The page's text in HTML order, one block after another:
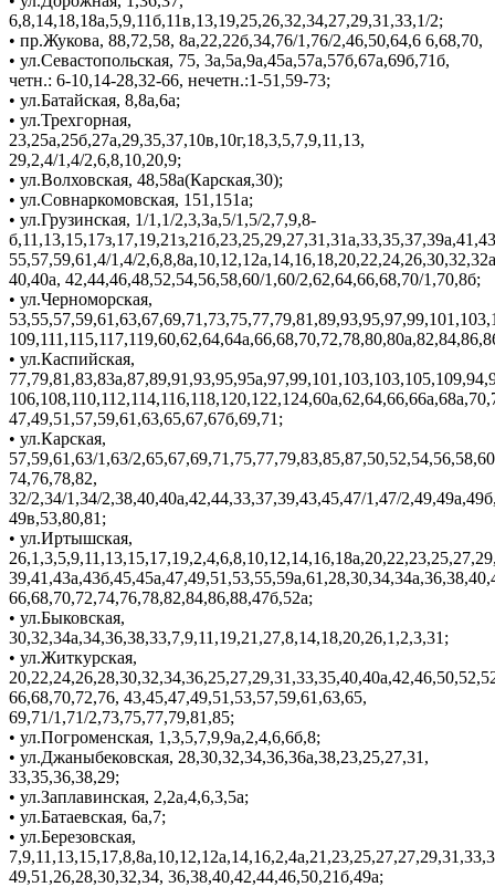
6,8,14,18,18а,5,9,11б,11в,13,19,25,26,32,34,27,29,31,33,1/2;
• пр.Жукова, 88,72,58, 8а,22,22б,34,76/1,76/2,46,50,64,6 6,68,70,
• ул.Севастопольская, 75, 3а,5а,9а,45а,57а,57б,67а,69б,71б,
четн.: 6-10,14-28,32-66, нечетн.:1-51,59-73;
• ул.Батайская, 8,8а,6а;
• ул.Трехгорная,
23,25а,25б,27а,29,35,37,10в,10г,18,3,5,7,9,11,13,
29,2,4/1,4/2,6,8,10,20,9;
• ул.Волховская, 48,58а(Карская,30);
• ул.Совнаркомовская, 151,151а;
• ул.Грузинская, 1/1,1/2,3,За,5/1,5/2,7,9,8-
55,57,59,61,4/1,4/
40,40а, 42,44,46,48,52,54,56,58,60/1,60/2,62,64,66,68,70/1,70,8б;
• ул.Черноморская,
• ул.Каспийская,
47,49,51,57,59,61,63,65,67,67б,69,71;
• ул.Карская,
57,59,61,63/1,63/
74,76,78,82,
32/2,34/1,34/2,38,40,40а,42,44,33,37,39,43,45,47/1,47/
49в,53,80,81;
• ул.Иртышская,
66,68,70,72,74,76,78,82,84,86,88,47б,52а;
• ул.Быковская,
30,32,34а,34,36,38,33,7,9,11,19,21,27,8,14,18,20,26,1,2,3,31;
• ул.Житкурская,
66,68,70,72,76, 43,45,47,49,51,53,57,59,61,63,65,
69,71/1,71/2,73,75,77,79,81,85;
• ул.Погроменская, 1,3,5,7,9,9а,2,4,6,6б,8;
• ул.Джаныбековская, 28,30,32,34,36,36а,38,23,25,27,31,
33,35,36,38,29;
• ул.Заплавинская, 2,2а,4,6,3,5а;
• ул.Батаевская, 6а,7;
• ул.Березовская,
49,51,26,28,30,32,34, 36,38,40,42,44,46,50,21б,49а;